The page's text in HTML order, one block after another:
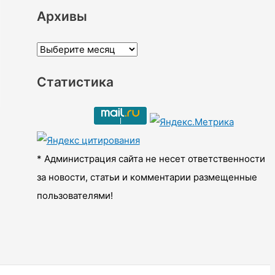
Архивы
А
х
ы
Статистика
* Администрация сайта не несет ответственности
за новости, статьи и комментарии размещенные
пользователями!